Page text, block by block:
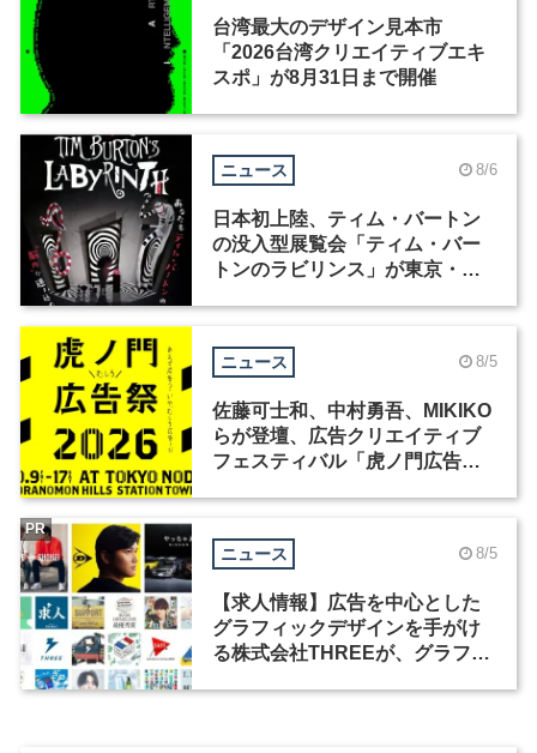
台湾最大のデザイン見本市
「2026台湾クリエイティブエキ
スポ」が8月31日まで開催
ニュース 8/6
日本初上陸、ティム・バートン
の没入型展覧会「ティム・バー
トンのラビリンス」が東京・豊
ニュース 8/5
佐藤可士和、中村勇吾、MIKIKO
らが登壇、広告クリエイティブ
フェスティバル「虎ノ門広告
ニュース 8/5
【求人情報】広告を中心とした
グラフィックデザインを手がけ
る株式会社THREEが、グラフィ
PR